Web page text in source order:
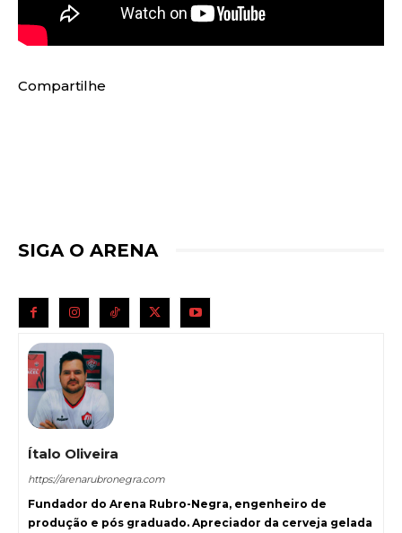
Compartilhe
SIGA O ARENA
Ítalo Oliveira
https://arenarubronegra.com
Fundador do Arena Rubro-Negra, engenheiro de
produção e pós graduado. Apreciador da cerveja gelada